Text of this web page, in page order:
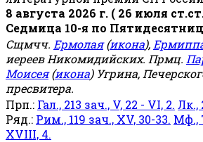
8 августа 2026 г. ( 26 июля
Седмица 10-я по
Сщмчч. Ермолая(икона),
иереев Никомидийских. Прмц.
Моисея(икона) Угрина,
пресвитера.
Прп.: Гал., 213 зач., V, 22 - VI, 2. Лк.,
Ряд.: Рим., 119 зач., XV, 30-33. Мф.,
XVIII, 4.